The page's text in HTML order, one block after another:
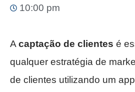
10:00 pm
A captação de clientes é
qualquer estratégia de
de clientes utilizando um